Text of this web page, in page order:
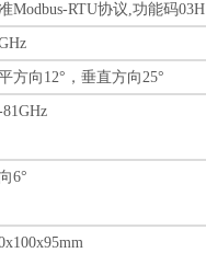
Modbus-RTU协议,功能码03H
方向12°，垂直方向25°
81GHz
6°